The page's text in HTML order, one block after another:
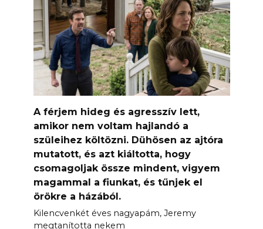
A férjem hideg és agresszív lett,
amikor nem voltam hajlandó a
szüleihez költözni. Dühösen az ajtóra
mutatott, és azt kiáltotta, hogy
csomagoljak össze mindent, vigyem
magammal a fiunkat, és tűnjek el
örökre a házából.
Kilencvenkét éves nagyapám, Jeremy
megtanította nekem